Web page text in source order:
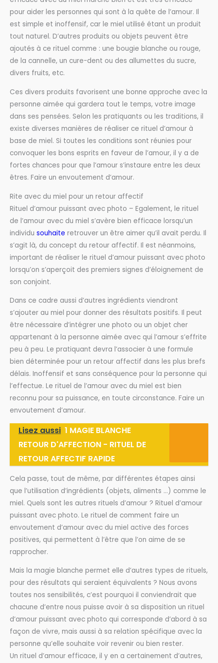
pour aider les personnes qui sont à la quête de l’amour. Il
est simple et inoffensif, car le miel utilisé étant un produit
tout naturel. D’autres produits ou objets peuvent être
ajoutés à ce rituel comme : une bougie blanche ou rouge,
de la cannelle, un cure-dent ou des allumettes du sucre,
divers fruits, etc.
Ces divers produits favorisent une bonne approche avec la
personne aimée qui gardera tout le temps, votre image
dans ses pensées. Selon les pratiquants ou les traditions, il
existe diverses manières de réaliser ce rituel d’amour à
base de miel. Si toutes les conditions sont réunies pour
convoquer les bons esprits en faveur de l’amour, il y a de
fortes chances pour que l’amour s’instaure entre les deux
êtres. Faire un envoutement d’amour.
Rite avec du miel pour un retour affectif
Rituel d’amour puissant avec photo – Egalement, le rituel
de l’amour avec du miel s’avère bien efficace lorsqu’un
individu souhaite retrouver un être aimer qu’il avait perdu. Il
s’agit là, du concept du retour affectif. Il est néanmoins,
important de réaliser le rituel d’amour puissant avec photo
lorsqu’on s’aperçoit des premiers signes d’éloignement de
son conjoint.
Dans ce cadre aussi d’autres ingrédients viendront
s’ajouter au miel pour donner des résultats positifs. Il peut
être nécessaire d’intégrer une photo ou un objet cher
appartenant à la personne aimée avec qui l’amour s’effrite
peu à peu. Le pratiquant devra l’associer à une formule
bien déterminée pour un retour affectif dans les plus brefs
délais. Inoffensif et sans conséquence pour la personne qui
l’effectue. Le rituel de l’amour avec du miel est bien
reconnu pour sa puissance, en toute circonstance. Faire un
envoutement d’amour.
Lisez aussi 1 MAGIE BLANCHE
RETOUR D'AFFECTION - RITUEL DE
RETOUR AFFECTIF RAPIDE
Cela passe, tout de même, par différentes étapes ainsi
que l’utilisation d’ingrédients (objets, aliments …) comme le
miel. Quels sont les autres rituels d’amour ? Rituel d’amour
puissant avec photo. Le rituel de comment faire un
envoutement d’amour avec du miel active des forces
positives, qui permettent à l’être que l’on aime de se
rapprocher.
Mais la magie blanche permet elle d’autres types de rituels,
pour des résultats qui seraient équivalents ? Nous avons
toutes nos sensibilités, c’est pourquoi il conviendrait que
chacune d’entre nous puisse avoir à sa disposition un rituel
d’amour puissant avec photo qui corresponde d’abord à sa
façon de vivre, mais aussi à sa relation spécifique avec la
personne qu’elle souhaite voir revenir ou bien rester.
Un rituel d’amour efficace, il y en a certainement d’autres,